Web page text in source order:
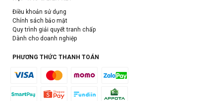
Điều khoản sử dụng
Chính sách bảo mật
Quy trình giải quyết tranh chấp
Dành cho doanh nghiệp
PHƯƠNG THỨC THANH TOÁN